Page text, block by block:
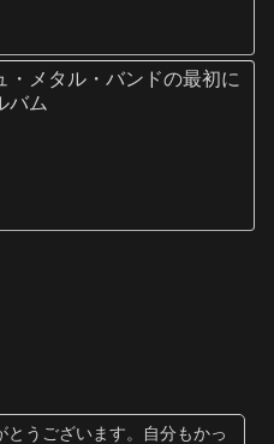
・メタル・バンドの最初に
バム
うございます。自分もかっ